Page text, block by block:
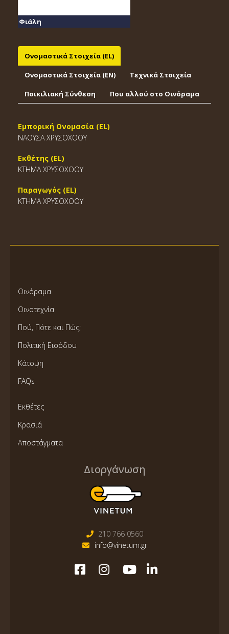
Φιάλη
Ονομαστικά Στοιχεία (EL)
Ονομαστικά Στοιχεία (EΝ) Τεχνικά Στοιχεία
Ποικιλιακή Σύνθεση Που αλλού στο Οινόραμα
Εμπορική Ονομασία (EL)
ΝΑΟΥΣΑ ΧΡΥΣΟΧΟΟΥ
Εκθέτης (EL)
ΚΤΗΜΑ ΧΡΥΣΟΧΟΟΥ
Παραγωγός (EL)
ΚΤΗΜΑ ΧΡΥΣΟΧΟΟΥ
Οινόραμα
Οινοτεχνία
Πού, Πότε και Πώς;
Πολιτική Εισόδου
Κάτοψη
FAQs
Εκθέτες
Κρασιά
Αποστάγματα
Διοργάνωση
210 766 0560
info@vinetum.gr